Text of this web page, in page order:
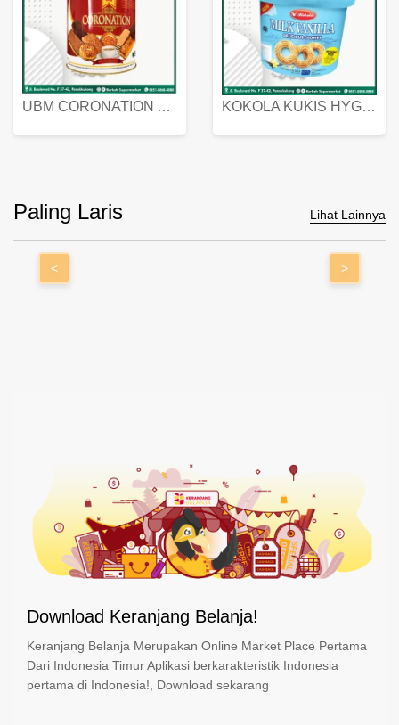
UBM CORONATION ASSORTED BISKUIT KALENG 450 GRAM KOKOLA KUKIS HYGIENIC MILK VANILLA PACK 320 GR
Paling Laris Lihat Lainnya
< >
Download Keranjang Belanja!
Keranjang Belanja Merupakan Online Market Place Pertama
Dari Indonesia Timur Aplikasi berkarakteristik Indonesia
pertama di Indonesia!, Download sekarang